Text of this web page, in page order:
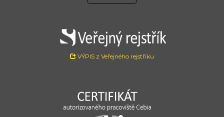
VÝPIS z Veřejného rejstříku